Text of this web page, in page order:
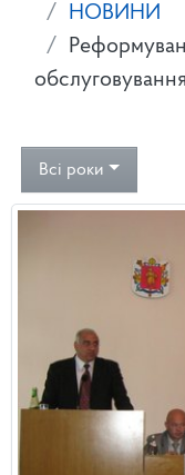
НОВИНИ
обслуговування
Всі роки